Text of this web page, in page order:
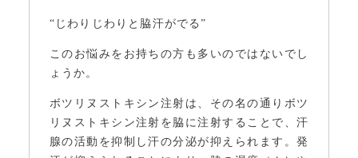
“じわりじわりと脇汗がでる”
このお悩みをお持ちの方も多いのではないでし
ょうか。
ボツリヌストキシン注射は、その名の通りボツ
リヌストキシン注射を脇に注射することで、汗
腺の活動を抑制し汗の分泌が抑えられます。発